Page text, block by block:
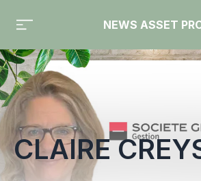
NEWS ASSET
Toute l'actualité sur le tag "Claire
CLAIRE